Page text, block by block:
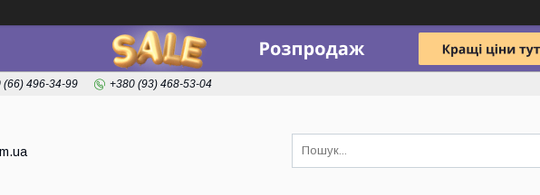
(66) 496-34-99 +380 (93) 468-53-04